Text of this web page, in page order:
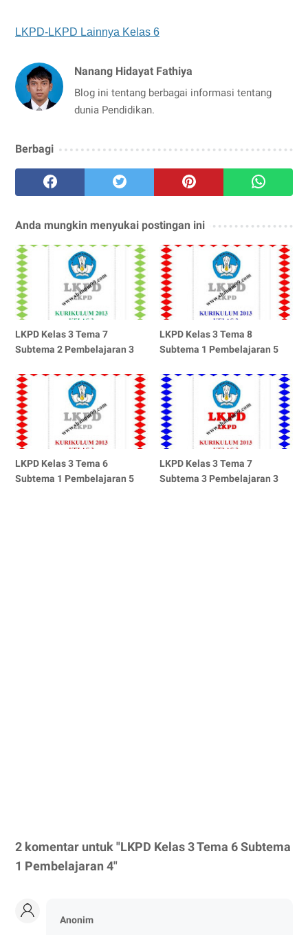
LKPD-LKPD Lainnya Kelas 6
Nanang Hidayat Fathiya
Blog ini tentang berbagai informasi tentang
dunia Pendidikan.
Berbagi
Anda mungkin menyukai postingan ini
LKPD Kelas 3 Tema 7
Subtema 2 Pembelajaran 3
LKPD Kelas 3 Tema 8
Subtema 1 Pembelajaran 5
LKPD Kelas 3 Tema 6
Subtema 1 Pembelajaran 5
LKPD Kelas 3 Tema 7
Subtema 3 Pembelajaran 3
2 komentar untuk "LKPD Kelas 3 Tema 6 Subtema
1 Pembelajaran 4"
Anonim